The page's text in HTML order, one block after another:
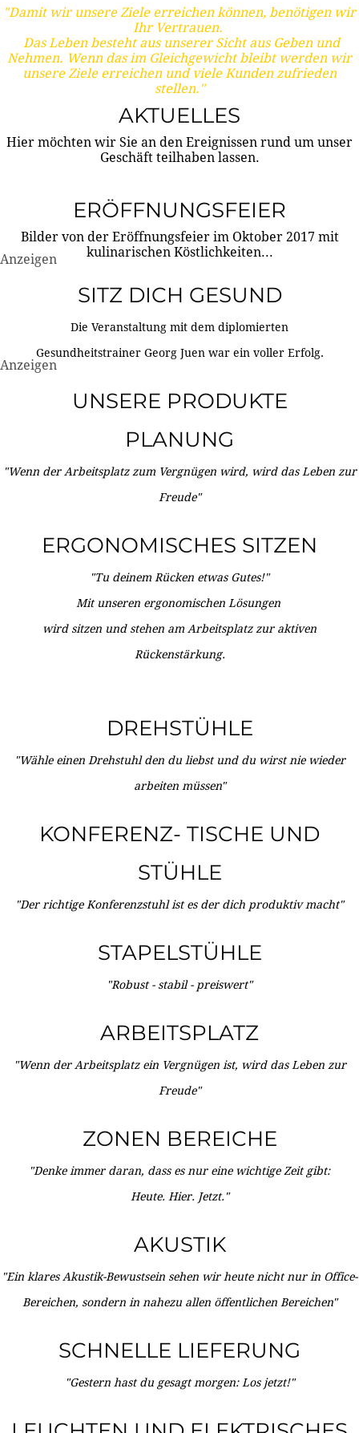
"Damit wir unsere Ziele erreichen können, benötigen wir
Ihr Vertrauen.
Das Leben besteht aus unserer Sicht aus Geben und
Nehmen. Wenn das im Gleichgewicht bleibt werden wir
unsere Ziele erreichen und viele Kunden zufrieden
stellen."
AKTUELLES
Hier möchten wir Sie an den Ereignissen rund um unser
Geschäft teilhaben lassen.
ERÖFFNUNGSFEIER
Bilder von der Eröffnungsfeier im Oktober 2017 mit
kulinarischen Köstlichkeiten...
Anzeigen
SITZ DICH GESUND
Die Veranstaltung mit dem diplomierten
Gesundheitstrainer Georg Juen war ein voller Erfolg.
Anzeigen
UNSERE PRODUKTE
PLANUNG
"Wenn der Arbeitsplatz zum Vergnügen wird, wird das Leben zur
Freude"
ERGONOMISCHES SITZEN
"Tu deinem Rücken etwas Gutes!"
Mit unseren ergonomischen Lösungen
wird sitzen und stehen am Arbeitsplatz zur aktiven
Rückenstärkung.
DREHSTÜHLE
"Wähle einen Drehstuhl den du liebst und du wirst nie wieder
arbeiten müssen"
KONFERENZ- TISCHE UND
STÜHLE
"Der richtige Konferenzstuhl ist es der dich produktiv macht"
STAPELSTÜHLE
"Robust - stabil - preiswert"
ARBEITSPLATZ
"Wenn der Arbeitsplatz ein Vergnügen ist, wird das Leben zur
Freude"
ZONEN BEREICHE
"Denke immer daran, dass es nur eine wichtige Zeit gibt:
Heute. Hier. Jetzt."
AKUSTIK
"Ein klares Akustik-Bewustsein sehen wir heute nicht nur in Office-
Bereichen, sondern in nahezu allen öffentlichen Bereichen"
SCHNELLE LIEFERUNG
"Gestern hast du gesagt morgen: Los jetzt!"